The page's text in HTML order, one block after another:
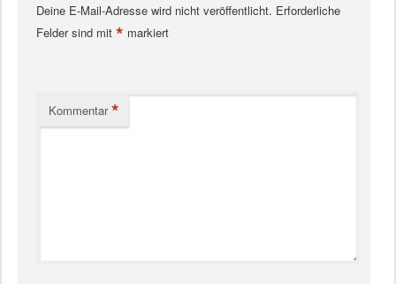
Deine E-Mail-Adresse wird nicht veröffentlicht. Erforderliche
Felder sind mit * markiert
Kommentar *